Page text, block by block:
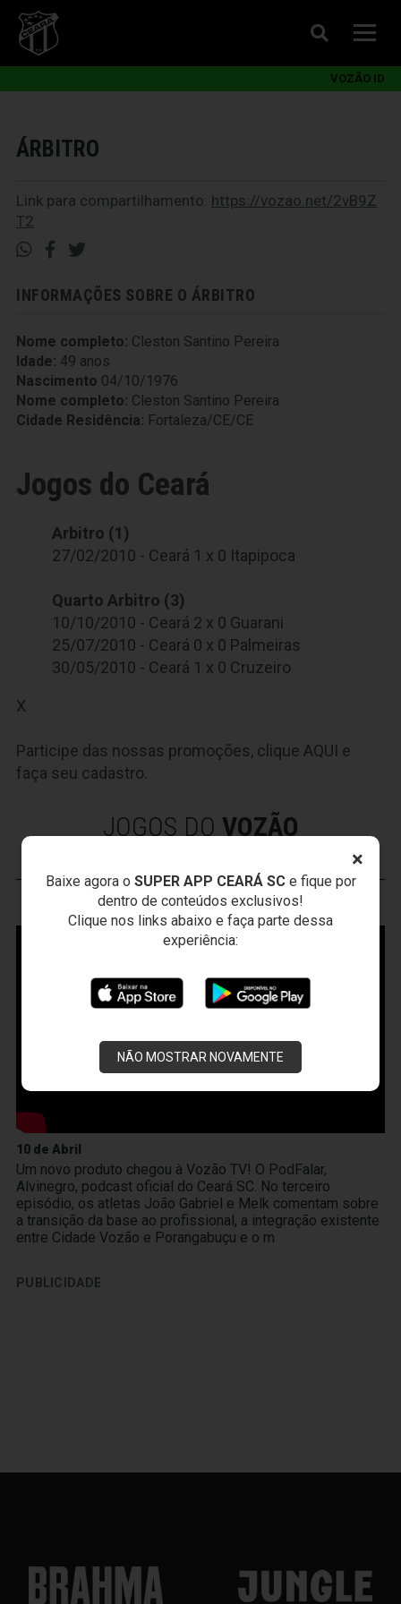
×
Baixe agora o SUPER APP CEARÁ SCe fique por
dentro de conteúdos exclusivos!
Clique nos links abaixo e faça parte dessa
experiência:
NÃO MOSTRAR NOVAMENTE
VOZÃO ID
ÁRBITRO
Link para compartilhamento: https://vozao.net/2vB9Z
T2
INFORMAÇÕES SOBRE O ÁRBITRO
Nome completo: Cleston Santino Pereira
Idade: 49 anos
Nascimento 04/10/1976
Nome completo: Cleston Santino Pereira
Cidade Residência: Fortaleza/CE/CE
Jogos do Ceará
Arbitro (1)
27/02/2010 - Ceará 1 x 0 Itapipoca
Quarto Arbitro (3)
10/10/2010 - Ceará 2 x 0 Guarani
25/07/2010 - Ceará 0 x 0 Palmeiras
30/05/2010 - Ceará 1 x 0 Cruzeiro
X
Participe das nossas promoções, clique AQUI e
faça seu cadastro.
JOGOS DO VOZÃO
VOZÃOTV
10 de Abril
Um novo produto chegou à Vozão TV! O PodFalar,
Alvinegro, podcast oficial do Ceará SC. No terceiro
episódio, os atletas João Gabriel e Melk comentam sobre
a transição da base ao profissional, a integração existente
entre Cidade Vozão e Porangabuçu e o m
PUBLICIDADE